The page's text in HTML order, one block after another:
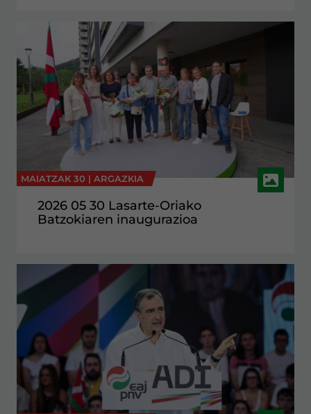
MAIATZAK 30 | ARGAZKIA
2026 05 30 Lasarte-Oriako
Batzokiaren inaugurazioa